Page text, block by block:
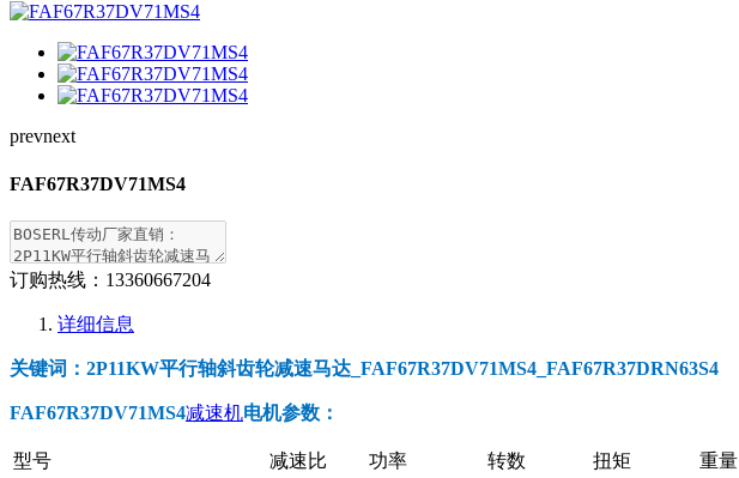
prevnext
FAF67R37DV71MS4
订购热线： 13360667204
详细信息
关键词：2P11KW平行轴斜齿轮减速马达_FAF67R37DV71MS4_FAF67R37DRN63S4
FAF67R37DV71MS4减速机电机参数 ：
型号 减速比 功率 转数 扭矩 重量